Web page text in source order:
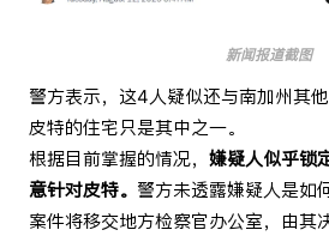
新闻报道截图
警方表示，这4人疑似还与南加州其
皮特的住宅只是其中之一。
根据目前掌握的情况， 嫌疑人似乎锁
意针对皮特。 警方未透露嫌疑人是如
案件将移交地方检察官办公室，由其